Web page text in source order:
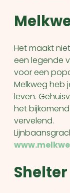
Het maakt
een legende
voor een
Melkweg heb
leven.
het
vervelend.
Shelter